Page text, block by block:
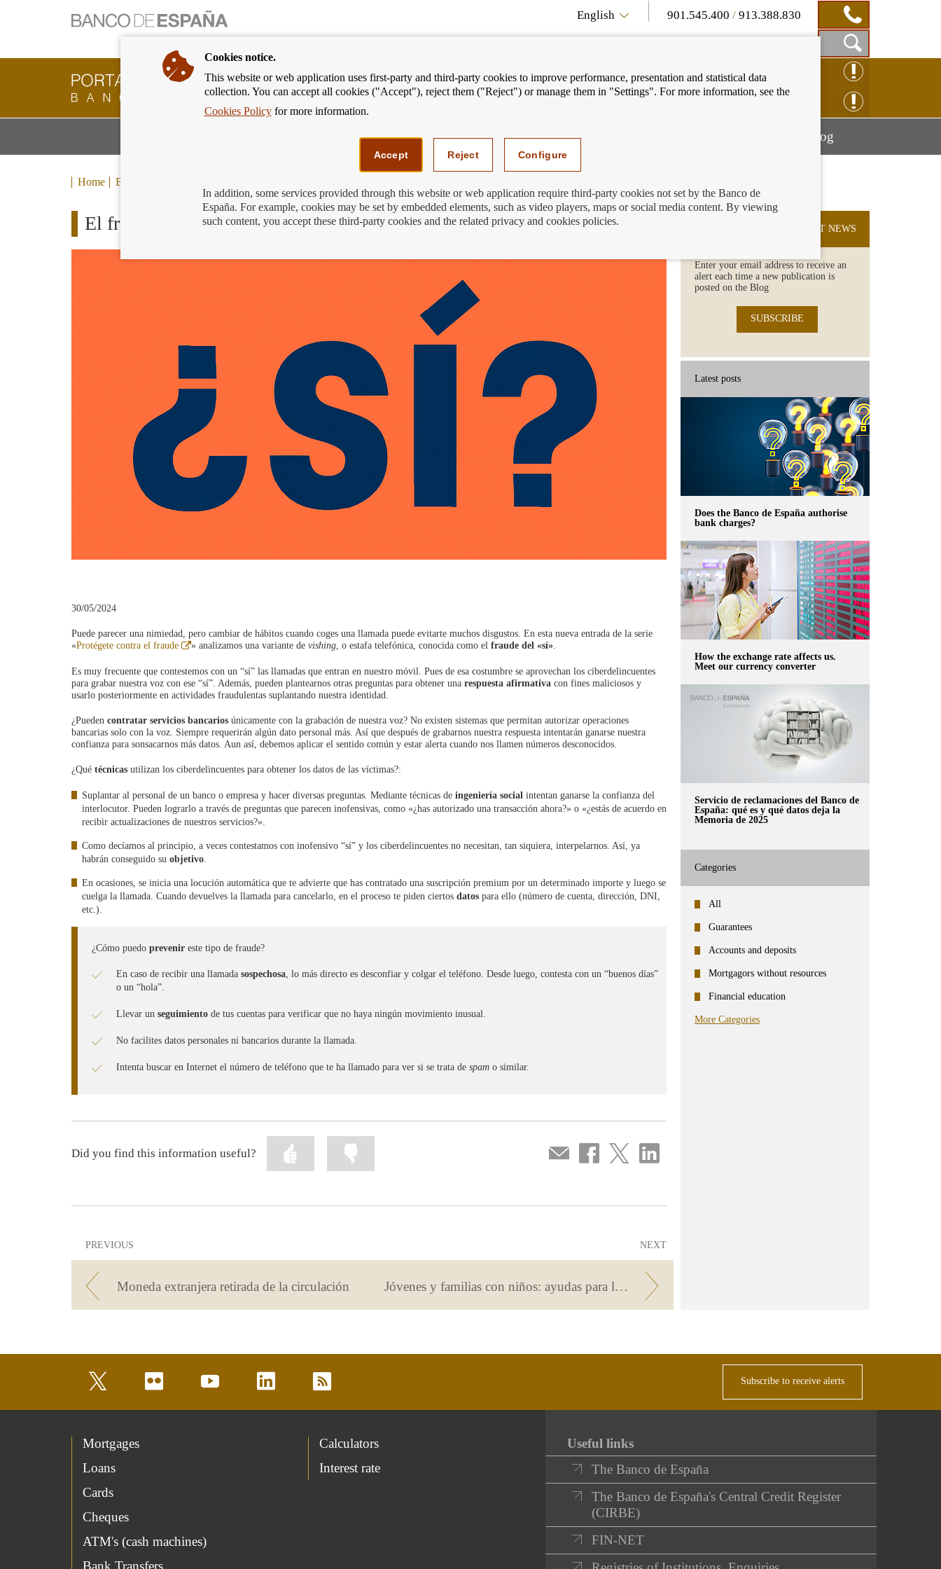
English 901.545.400 /913.388.830
Show
Search
Box
Banking
Customer
Banco
back
to
CLAIM ONLINE
We can help youMostrar
menú
BlogMostrar
Home Blog
El fraude del «sí»: mucho ojo al contestar una llamada
30/05/2024
Puede parecer una nimiedad, pero cambiar de hábitos cuando coges una llamada puede evitarte muchos disgustos. En esta nueva entrada de la serie
«Protégete contra el fraude
Abre
nueva
» analizamos una variante de vishing, o estafa telefónica, conocida como el fraude del «sí».
Es muy frecuente que contestemos con un “sí” las llamadas que entran en nuestro móvil. Pues de esa costumbre se aprovechan los ciberdelincuentes
para grabar nuestra voz con ese “sí”. Además, pueden plantearnos otras preguntas para obtener una respuesta afirmativa con fines maliciosos y
usarlo posteriormente en actividades fraudulentas suplantando nuestra identidad.
¿Pueden contratar servicios bancarios únicamente con la grabación de nuestra voz? No existen sistemas que permitan autorizar operaciones
bancarias solo con la voz. Siempre requerirán algún dato personal más. Así que después de grabarnos nuestra respuesta intentarán ganarse nuestra
confianza para sonsacarnos más datos. Aun así, debemos aplicar el sentido común y estar alerta cuando nos llamen números desconocidos.
¿Qué técnicas utilizan los ciberdelincuentes para obtener los datos de las víctimas?:
Suplantar al personal de un banco o empresa y hacer diversas preguntas. Mediante técnicas de ingeniería social intentan ganarse la confianza del
interlocutor. Pueden lograrlo a través de preguntas que parecen inofensivas, como «¿has autorizado una transacción ahora?» o «¿estás de acuerdo en
recibir actualizaciones de nuestros servicios?».
Como decíamos al principio, a veces contestamos con inofensivo “sí” y los ciberdelincuentes no necesitan, tan siquiera, interpelarnos. Así, ya
habrán conseguido su objetivo.
En ocasiones, se inicia una locución automática que te advierte que has contratado una suscripción premium por un determinado importe y luego se
cuelga la llamada. Cuando devuelves la llamada para cancelarlo, en el proceso te piden ciertos datos para ello (número de cuenta, dirección, DNI,
etc.).
¿Cómo puedo prevenir este tipo de fraude?
En caso de recibir una llamada sospechosa, lo más directo es desconfiar y colgar el teléfono. Desde luego, contesta con un “buenos días”
o un “hola”.
Llevar un seguimiento de tus cuentas para verificar que no haya ningún movimiento inusual.
No facilites datos personales ni bancarios durante la llamada.
Intenta buscar en Internet el número de teléfono que te ha llamado para ver si se trata de spam o similar.
Compartir
por
Share
on
Share
on
Share
on
Did you find this information useful?
Mark
information
as
PREVIOUS
Moneda extranjera retirada de la circulación
NEXT
Jóvenes y familias con niños: ayudas para la compra de la primera vivienda
SUBSCRIBE TO THE LATEST NEWS
Enter your email address to receive an
alert each time a new publication is
posted on the Blog
SUBSCRIBE
Latest posts
Does the Banco de España authorise
bank charges?
How the exchange rate affects us.
Meet our currency converter
Servicio de reclamaciones del Banco de
España: qué es y qué datos deja la
Memoria de 2025
Categories
All
Guarantees
Accounts and deposits
Mortgagors without resources
Financial education
More Categories
flickr youtube linkedin rss Subscribe to receive alerts
Mortgages
Loans
Cards
Cheques
ATM's (cash machines)
Bank Transfers
Calculators
Interest rate
Useful links
The Banco de España
The Banco de España's Central Credit Register
(CIRBE)
FIN-NET
Cookies notice.
This website or web application uses first-party and third-party cookies to improve performance, presentation and statistical data
collection. You can accept all cookies ("Accept"), reject them ("Reject") or manage them in "Settings". For more information, see the
Cookies Policyfor more information.
Accept Reject Configure
In addition, some services provided through this website or web application require third-party cookies not set by the Banco de
España. For example, cookies may be set by embedded elements, such as video players, maps or social media content. By viewing
such content, you accept these third-party cookies and the related privacy and cookies policies.